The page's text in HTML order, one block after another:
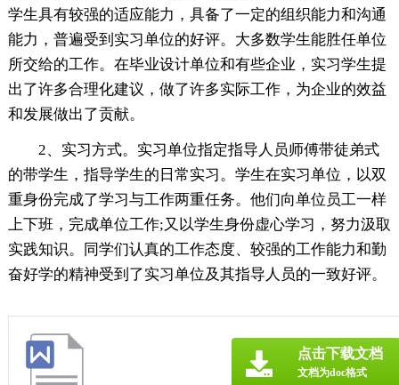
学生具有较强的适应能力，具备了一定的组织能力和沟通
能力，普遍受到实习单位的好评。大多数学生能胜任单位
所交给的工作。在毕业设计单位和有些企业，实习学生提
出了许多合理化建议，做了许多实际工作，为企业的效益
和发展做出了贡献。
2、实习方式。实习单位指定指导人员师傅带徒弟式
的带学生，指导学生的日常实习。学生在实习单位，以双
重身份完成了学习与工作两重任务。他们向单位员工一样
上下班，完成单位工作;又以学生身份虚心学习，努力汲取
实践知识。同学们认真的工作态度、较强的工作能力和勤
奋好学的精神受到了实习单位及其指导人员的一致好评。
点击下载文档
文档为doc格式